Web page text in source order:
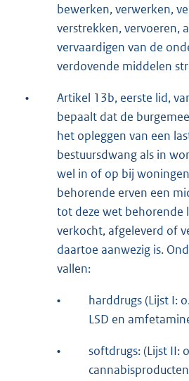
bewerken, verwerken,
verstrekken, vervoeren,
vervaardigen van de
verdovende middelen
•
Artikel 13b, eerste lid,
bepaalt dat de
het opleggen van een
bestuursdwang als in
wel in of op bij
behorende erven een
tot deze wet behorende
verkocht, afgeleverd of
daartoe aanwezig is.
vallen:
•
harddrugs (Lijst I:
LSD en
•
softdrugs: (Lijst II: